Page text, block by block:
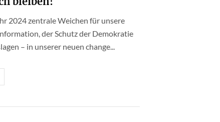
2024 zentrale Weichen für unsere
der Schutz der Demokratie
– in unserer neuen change...